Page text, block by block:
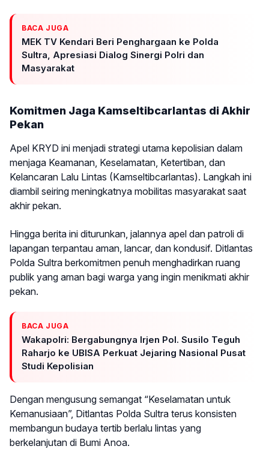
BACA JUGA
MEK TV Kendari Beri Penghargaan ke Polda
Sultra, Apresiasi Dialog Sinergi Polri dan
Masyarakat
Komitmen Jaga Kamseltibcarlantas di Akhir
Pekan
Apel KRYD ini menjadi strategi utama kepolisian dalam
menjaga Keamanan, Keselamatan, Ketertiban, dan
Kelancaran Lalu Lintas (Kamseltibcarlantas). Langkah ini
diambil seiring meningkatnya mobilitas masyarakat saat
akhir pekan.
Hingga berita ini diturunkan, jalannya apel dan patroli di
lapangan terpantau aman, lancar, dan kondusif. Ditlantas
Polda Sultra berkomitmen penuh menghadirkan ruang
publik yang aman bagi warga yang ingin menikmati akhir
pekan.
BACA JUGA
Wakapolri: Bergabungnya Irjen Pol. Susilo Teguh
Raharjo ke UBISA Perkuat Jejaring Nasional Pusat
Studi Kepolisian
Dengan mengusung semangat “Keselamatan untuk
Kemanusiaan”, Ditlantas Polda Sultra terus konsisten
membangun budaya tertib berlalu lintas yang
berkelanjutan di Bumi Anoa.